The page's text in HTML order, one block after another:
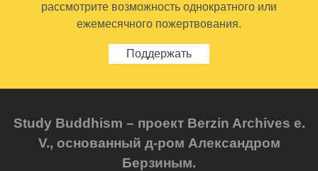
рассмотрите возможность однократного или
ежемесячного пожертвования.
Поддержать
Study Buddhism – проект Berzin Archives e.
V., основанный д-ром Александром
Берзиным.